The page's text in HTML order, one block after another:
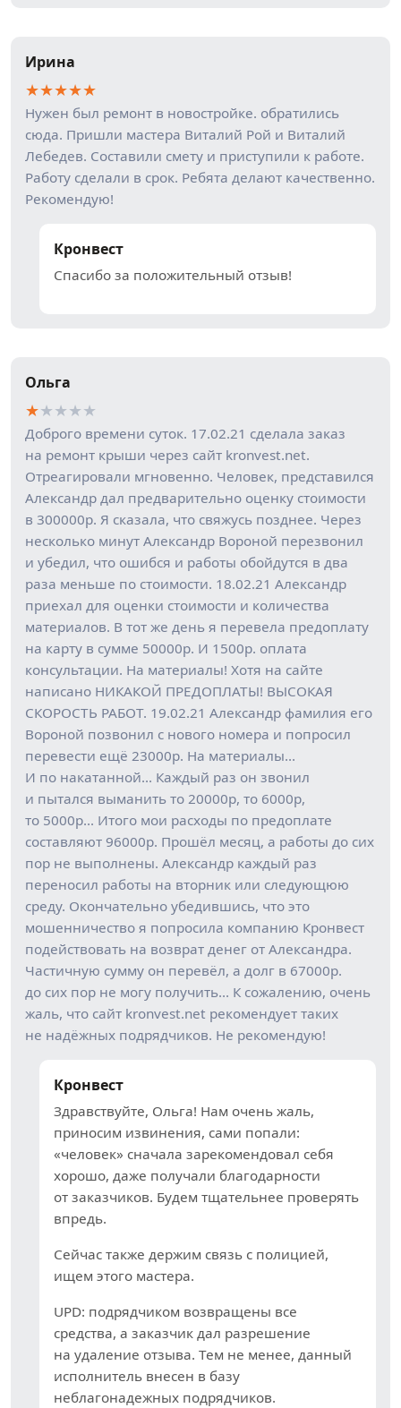
Ирина
★★★★★
Нужен был ремонт в новостройке. обратились
сюда. Пришли мастера Виталий Рой и Виталий
Лебедев. Составили смету и приступили к работе.
Работу сделали в срок. Ребята делают качественно.
Рекомендую!
Кронвест
Спасибо за положительный отзыв!
Ольга
★★★★★
Доброго времени суток. 17.02.21 сделала заказ
на ремонт крыши через сайт kronvest.net.
Отреагировали мгновенно. Человек, представился
Александр дал предварительно оценку стоимости
в 300000р. Я сказала, что свяжусь позднее. Через
несколько минут Александр Вороной перезвонил
и убедил, что ошибся и работы обойдутся в два
раза меньше по стоимости. 18.02.21 Александр
приехал для оценки стоимости и количества
материалов. В тот же день я перевела предоплату
на карту в сумме 50000р. И 1500р. оплата
консультации. На материалы! Хотя на сайте
написано НИКАКОЙ ПРЕДОПЛАТЫ! ВЫСОКАЯ
СКОРОСТЬ РАБОТ. 19.02.21 Александр фамилия его
Вороной позвонил с нового номера и попросил
перевести ещё 23000р. На материалы…
И по накатанной… Каждый раз он звонил
и пытался выманить то 20000р, то 6000р,
то 5000р… Итого мои расходы по предоплате
составляют 96000р. Прошёл месяц, а работы до сих
пор не выполнены. Александр каждый раз
переносил работы на вторник или следующюю
среду. Окончательно убедившись, что это
мошенничество я попросила компанию Кронвест
подействовать на возврат денег от Александра.
Частичную сумму он перевёл, а долг в 67000р.
до сих пор не могу получить… К сожалению, очень
жаль, что сайт kronvest.net рекомендует таких
не надёжных подрядчиков. Не рекомендую!
Кронвест
Здравствуйте, Ольга! Нам очень жаль,
приносим извинения, сами попали:
«человек» сначала зарекомендовал себя
хорошо, даже получали благодарности
от заказчиков. Будем тщательнее проверять
впредь.
Сейчас также держим связь с полицией,
ищем этого мастера.
UPD: подрядчиком возвращены все
средства, а заказчик дал разрешение
на удаление отзыва. Тем не менее, данный
исполнитель внесен в базу
неблагонадежных подрядчиков.